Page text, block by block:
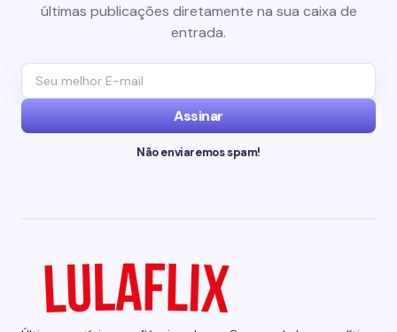
últimas publicações diretamente na sua caixa de
entrada.
Assinar
Não enviaremos spam!